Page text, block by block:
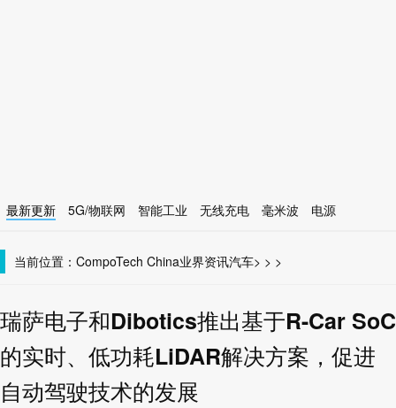
最新更新 5G/物联网 智能工业 无线充电 毫米波
电源
当前位置： CompoTech China >
业界资讯 >
汽车 >
瑞萨电子和Dibotics推出基于R-Car SoC
的实时、低功耗LiDAR解决方案，促进
自动驾驶技术的发展